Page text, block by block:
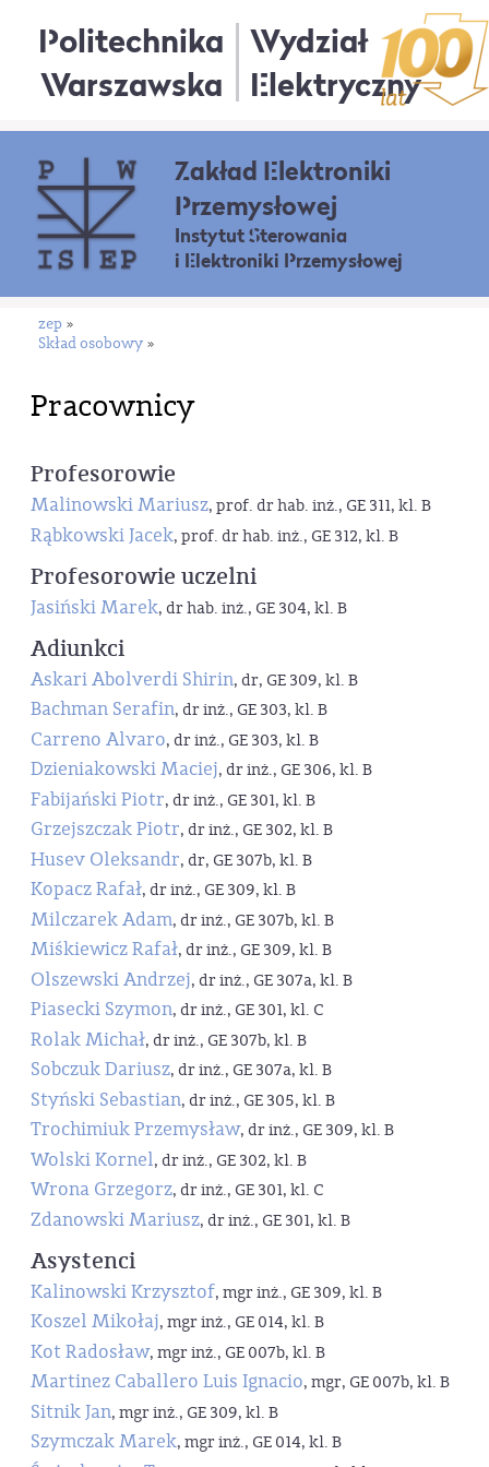
Politechnika
Warszawska
Wydział
Elektryczny
Zakład Elektroniki
Przemysłowej
Instytut Sterowania
i Elektroniki Przemysłowej
zep »
Skład osobowy »
Pracownicy
Profesorowie
Malinowski Mariusz, prof. dr hab. inż., GE 311, kl. B
Rąbkowski Jacek, prof. dr hab. inż., GE 312, kl. B
Profesorowie uczelni
Jasiński Marek, dr hab. inż., GE 304, kl. B
Adiunkci
Askari Abolverdi Shirin, dr, GE 309, kl. B
Bachman Serafin, dr inż., GE 303, kl. B
Carreno Alvaro, dr inż., GE 303, kl. B
Dzieniakowski Maciej, dr inż., GE 306, kl. B
Fabijański Piotr, dr inż., GE 301, kl. B
Grzejszczak Piotr, dr inż., GE 302, kl. B
Husev Oleksandr, dr, GE 307b, kl. B
Kopacz Rafał, dr inż., GE 309, kl. B
Milczarek Adam, dr inż., GE 307b, kl. B
Miśkiewicz Rafał, dr inż., GE 309, kl. B
Olszewski Andrzej, dr inż., GE 307a, kl. B
Piasecki Szymon, dr inż., GE 301, kl. C
Rolak Michał, dr inż., GE 307b, kl. B
Sobczuk Dariusz, dr inż., GE 307a, kl. B
Styński Sebastian, dr inż., GE 305, kl. B
Trochimiuk Przemysław, dr inż., GE 309, kl. B
Wolski Kornel, dr inż., GE 302, kl. B
Wrona Grzegorz, dr inż., GE 301, kl. C
Zdanowski Mariusz, dr inż., GE 301, kl. B
Asystenci
Kalinowski Krzysztof, mgr inż., GE 309, kl. B
Koszel Mikołaj, mgr inż., GE 014, kl. B
Kot Radosław, mgr inż., GE 007b, kl. B
Martinez Caballero Luis Ignacio, mgr, GE 007b, kl. B
Sitnik Jan, mgr inż., GE 309, kl. B
Szymczak Marek, mgr inż., GE 014, kl. B